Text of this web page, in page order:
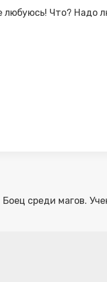
Что? Надо
Боец среди магов.